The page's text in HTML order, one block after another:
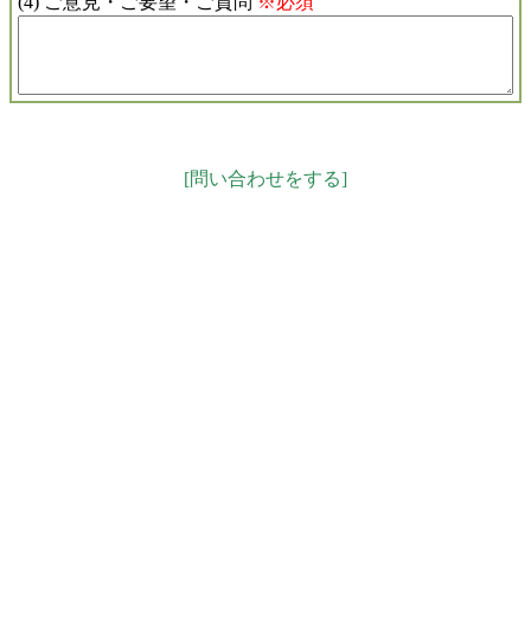
[問い合わせをする]